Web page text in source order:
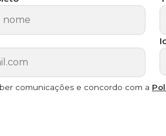
comunicações e concordo com a